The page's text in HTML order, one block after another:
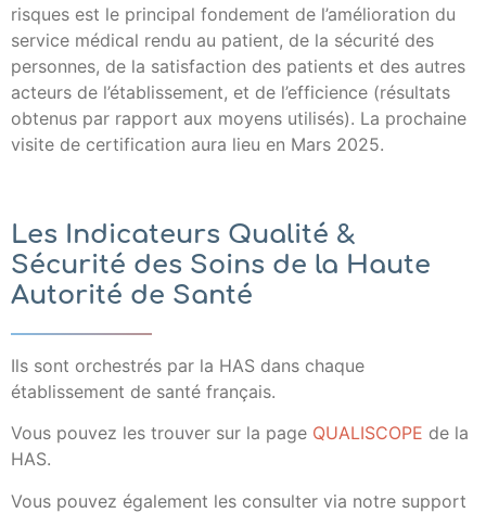
risques est le principal fondement de l’amélioration du
service médical rendu au patient, de la sécurité des
personnes, de la satisfaction des patients et des autres
acteurs de l’établissement, et de l’efficience (résultats
obtenus par rapport aux moyens utilisés). La prochaine
visite de certification aura lieu en Mars 2025.
Les Indicateurs Qualité &
Sécurité des Soins de la Haute
Autorité de Santé
Ils sont orchestrés par la HAS dans chaque
établissement de santé français.
Vous pouvez les trouver sur la page QUALISCOPE de la
HAS.
Vous pouvez également les consulter via notre support